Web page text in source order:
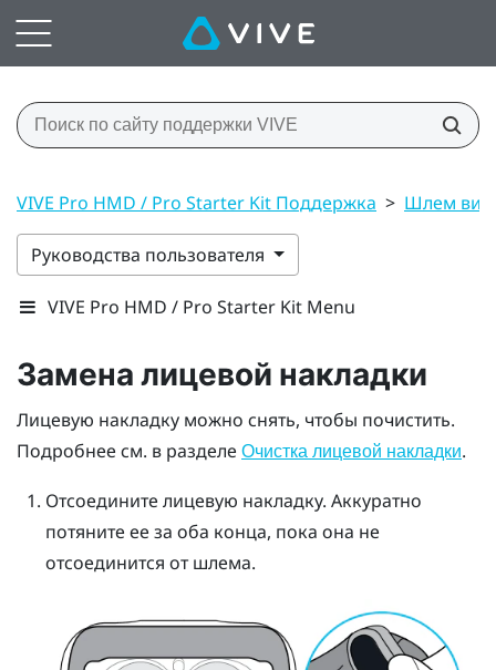
VIVE Pro HMD / Pro Starter Kit Поддержка > Шлем
Руководства пользователя
VIVE Pro HMD / Pro Starter Kit Menu
Замена лицевой накладки
Лицевую накладку можно снять, чтобы почистить.
Подробнее см. в разделе Очистка лицевой накладки.
Отсоедините лицевую накладку. Аккуратно
потяните ее за оба конца, пока она не
отсоединится от шлема.